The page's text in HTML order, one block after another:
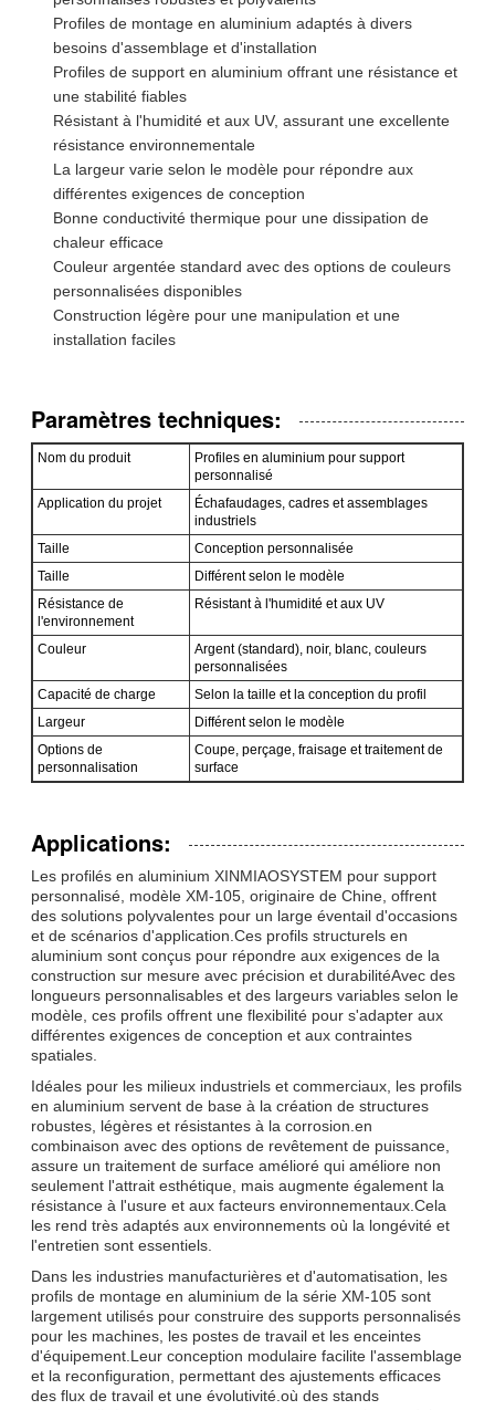
Profiles de montage en aluminium adaptés à divers
besoins d'assemblage et d'installation
Profiles de support en aluminium offrant une résistance et
une stabilité fiables
Résistant à l'humidité et aux UV, assurant une excellente
résistance environnementale
La largeur varie selon le modèle pour répondre aux
différentes exigences de conception
Bonne conductivité thermique pour une dissipation de
chaleur efficace
Couleur argentée standard avec des options de couleurs
personnalisées disponibles
Construction légère pour une manipulation et une
installation faciles
Paramètres techniques:
Nom du produit
Profiles en aluminium pour support
personnalisé
Application du projet
Échafaudages, cadres et assemblages
industriels
Taille
Conception personnalisée
Taille
Différent selon le modèle
Résistance de
l'environnement
Résistant à l'humidité et aux UV
Couleur
Argent (standard), noir, blanc, couleurs
personnalisées
Capacité de charge
Selon la taille et la conception du profil
Largeur
Différent selon le modèle
Options de
personnalisation
Coupe, perçage, fraisage et traitement de
surface
Applications:
Les profilés en aluminium XINMIAOSYSTEM pour support
personnalisé, modèle XM-105, originaire de Chine, offrent
des solutions polyvalentes pour un large éventail d'occasions
et de scénarios d'application.Ces profils structurels en
aluminium sont conçus pour répondre aux exigences de la
construction sur mesure avec précision et durabilitéAvec des
longueurs personnalisables et des largeurs variables selon le
modèle, ces profils offrent une flexibilité pour s'adapter aux
différentes exigences de conception et aux contraintes
spatiales.
Idéales pour les milieux industriels et commerciaux, les profils
en aluminium servent de base à la création de structures
robustes, légères et résistantes à la corrosion.en
combinaison avec des options de revêtement de puissance,
assure un traitement de surface amélioré qui améliore non
seulement l'attrait esthétique, mais augmente également la
résistance à l'usure et aux facteurs environnementaux.Cela
les rend très adaptés aux environnements où la longévité et
l'entretien sont essentiels.
Dans les industries manufacturières et d'automatisation, les
profils de montage en aluminium de la série XM-105 sont
largement utilisés pour construire des supports personnalisés
pour les machines, les postes de travail et les enceintes
d'équipement.Leur conception modulaire facilite l'assemblage
et la reconfiguration, permettant des ajustements efficaces
des flux de travail et une évolutivité.où des stands